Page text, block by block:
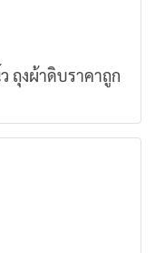
ถุงผ้าดิบราคาถูก